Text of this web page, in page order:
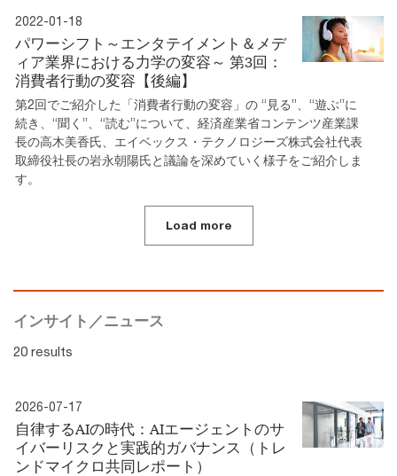
2022-01-18
パワーシフト～エンタテイメント＆メデ
ィア業界における力学の変容～ 第3回：
消費者行動の変容【後編】
第2回でご紹介した「消費者行動の変容」の “見る”、“遊ぶ”に
続き、“聞く”、“読む”について、経済産業省コンテンツ産業課
長の高木美香氏、エイベックス・テクノロジーズ株式会社代表
取締役社長の岩永朝陽氏と議論を深めていく様子をご紹介しま
す。
Load more
インサイト／ニュース
20 results
2026-07-17
自律するAIの時代：AIエージェントのサ
イバーリスクと実践的ガバナンス（トレ
ンドマイクロ共同レポート）